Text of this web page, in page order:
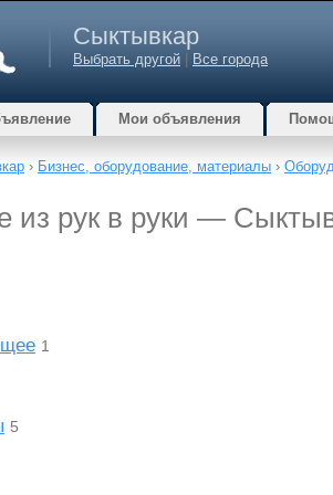
Сыктывкар
Выбрать другой Все города
Мои объявления
› Бизнес, оборудование, материалы ›
из рук в руки —
1
5